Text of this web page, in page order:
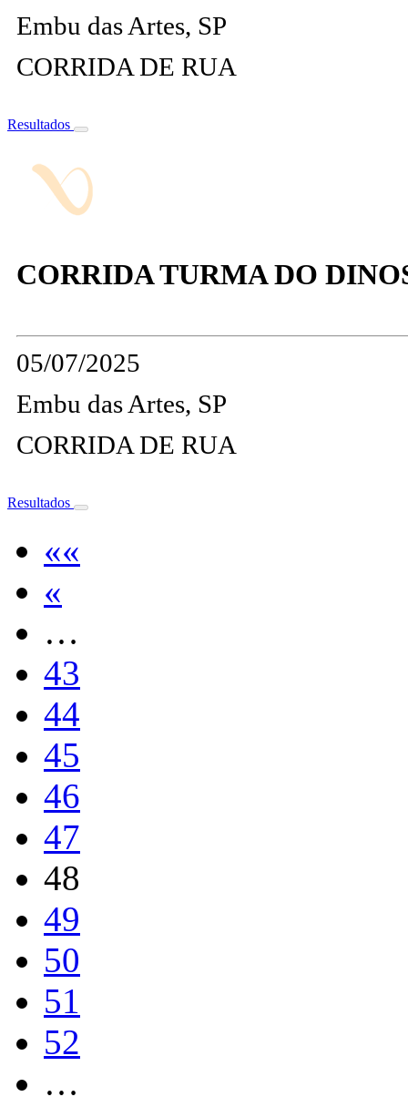
Embu das Artes, SP
CORRIDA DE RUA
Resultados
CORRIDA TURMA DO
05/07/2025
Embu das Artes, SP
CORRIDA DE RUA
Resultados
««
«
…
43
44
45
46
47
48
49
50
51
52
…